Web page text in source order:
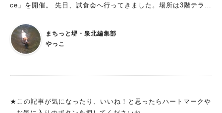
甘さでスッキリしていて飲みやすかったです。 お店のサイドに
ッフルが映えです♡ 暑い夏にピッタリなドリンクメニュー 底に
あるアイスと氷が絶妙なかき氷。これからの暑い季節にオススメ
ですよー。 ちなみに、自家製ジンジャーエールもオススメで、
か。ぜひそちらもチェックしてくださいね。
ce」を開催。 先日、試食会へ行ってきました。場所は3階テラ
ーな空間でBBQが楽しめます。 充実したビュッフェもあって、
マイスタイルのBBQが楽しめる 私がいただいたのが「スタンダ
ードBBQコース（フリードリンク付き）」。牛ロースや豚スペ
ヒージョやカレーライス、デザート、ソフトドリンク、クラフト
まちっと堺・泉北編集部
やっこ
★この記事が気になったり、いいね！と思ったらハートマークや